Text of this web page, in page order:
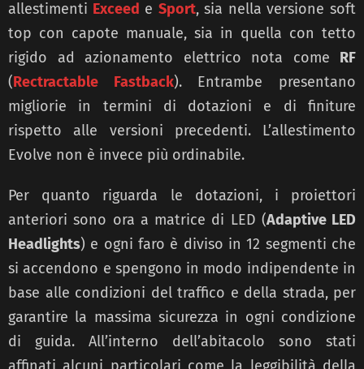
allestimenti Exceed e Sport, sia nella versione soft
top con capote manuale, sia in quella con tetto
rigido ad azionamento elettrico nota come RF
(Rectractable Fastback). Entrambe presentano
migliorie in termini di dotazioni e di finiture
rispetto alle versioni precedenti. L’allestimento
Evolve non è invece più ordinabile.
Per quanto riguarda le dotazioni, i proiettori
anteriori sono ora a matrice di LED (Adaptive LED
Headlights) e ogni faro è diviso in 12 segmenti che
si accendono e spengono in modo indipendente in
base alle condizioni del traffico e della strada, per
garantire la massima sicurezza in ogni condizione
di guida. All’interno dell’abitacolo sono stati